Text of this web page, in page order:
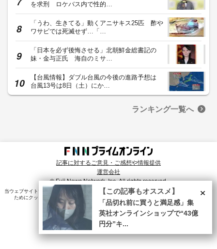
を求刑 ロケバス内で性的…
「うわ、生きてる」動くアニサキス25匹 酢や
ワサビでは死滅せず…「…
「日本を必ず後悔させる」北朝鮮金総書記の
妹・金与正氏 海自のミサ…
【台風情報】ダブル台風の今後の進路予想は
台風13号は8日（土）にか…
ランキング一覧へ
記事に対するご意見・ご感想や情報提供
運営会社
© Fuji News Network, Inc. All rights reserved.
当ウェブサイトでは、ユーザのニーズ・興味・関⼼に合致したコンテンツや広告配信を提供する
ためにクッキーを使⽤しています。詳細は、
プライバシーポリシー をご確認ください。×
【この記事もオススメ】
「品切れ前に買うと満足感」集
英社オンラインショップで“43億
円分”キ...